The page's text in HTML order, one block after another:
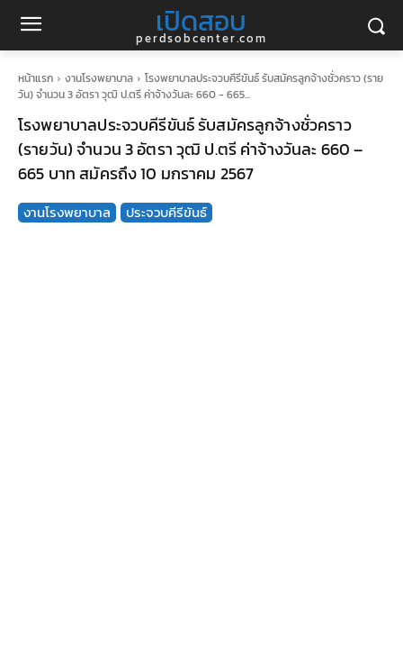
เปิดสอบ
perdsobcenter.com
หน้าแรก งานโรงพยาบาล
โรงพยาบาลประจวบคีรีขันธ์ รับสมัครลูกจ้างชั่วคราว (ราย
วัน) จำนวน 3 อัตรา วุฒิ ป.ตรี ค่าจ้างวันละ 660 - 665...
โรงพยาบาลประจวบคีรีขันธ์ รับสมัครลูกจ้างชั่วคราว
(รายวัน) จำนวน 3 อัตรา วุฒิ ป.ตรี ค่าจ้างวันละ 660 –
665 บาท สมัครถึง 10 มกราคม 2567
งานโรงพยาบาล ประจวบคีรีขันธ์